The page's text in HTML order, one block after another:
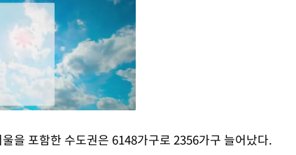
을 포함한 수도권은 6148가구로 2356가구 늘어났다.